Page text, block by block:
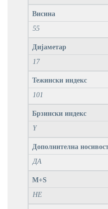
Висина
55
Дијаметар
17
Тежински индекс
101
Брзински индекс
Y
Дополнителна
ДА
M+S
НЕ